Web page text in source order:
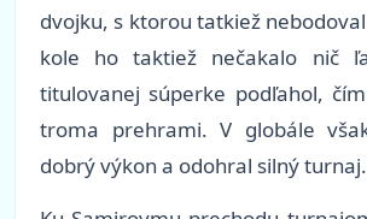
dvojku, s ktorou tatkiež
kole ho taktiež nečakalo nič
titulovanej súperke podľahol,
troma prehrami. V globále
dobrý výkon a odohral silný turnaj.